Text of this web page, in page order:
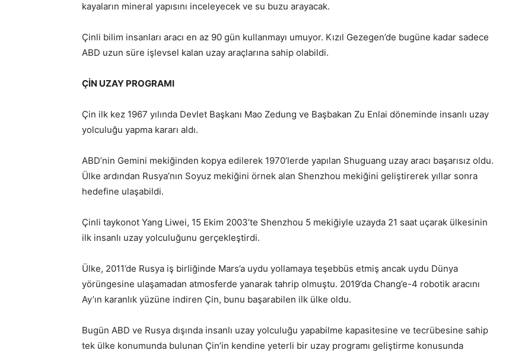
kayaların mineral yapısını inceleyecek ve su buzu arayacak.
Çinli bilim insanları aracı en az 90 gün kullanmayı umuyor. Kızıl Gezegen’de bugüne kadar sadece
ABD uzun süre işlevsel kalan uzay araçlarına sahip olabildi.
ÇİN UZAY PROGRAMI
Çin ilk kez 1967 yılında Devlet Başkanı Mao Zedung ve Başbakan Zu Enlai döneminde insanlı uzay
yolculuğu yapma kararı aldı.
ABD’nin Gemini mekiğinden kopya edilerek 1970’lerde yapılan Shuguang uzay aracı başarısız oldu.
Ülke ardından Rusya’nın Soyuz mekiğini örnek alan Shenzhou mekiğini geliştirerek yıllar sonra
hedefine ulaşabildi.
Çinli taykonot Yang Liwei, 15 Ekim 2003’te Shenzhou 5 mekiğiyle uzayda 21 saat uçarak ülkesinin
ilk insanlı uzay yolculuğunu gerçekleştirdi.
Ülke, 2011’de Rusya iş birliğinde Mars’a uydu yollamaya teşebbüs etmiş ancak uydu Dünya
yörüngesine ulaşamadan atmosferde yanarak tahrip olmuştu. 2019’da Chang’e-4 robotik aracını
Ay’ın karanlık yüzüne indiren Çin, bunu başarabilen ilk ülke oldu.
Bugün ABD ve Rusya dışında insanlı uzay yolculuğu yapabilme kapasitesine ve tecrübesine sahip
tek ülke konumunda bulunan Çin’in kendine yeterli bir uzay programı geliştirme konusunda